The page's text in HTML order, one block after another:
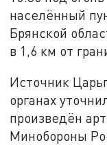
населённый
Брянской
в 1,6 км от
Источник
органах
произведён
Минобороны